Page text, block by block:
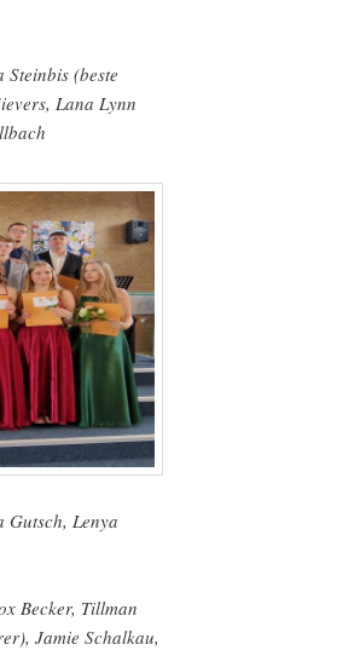
(beste
Lana Lynn
Gutsch, Lenya
Becker, Tillman
Jamie Schalkau,